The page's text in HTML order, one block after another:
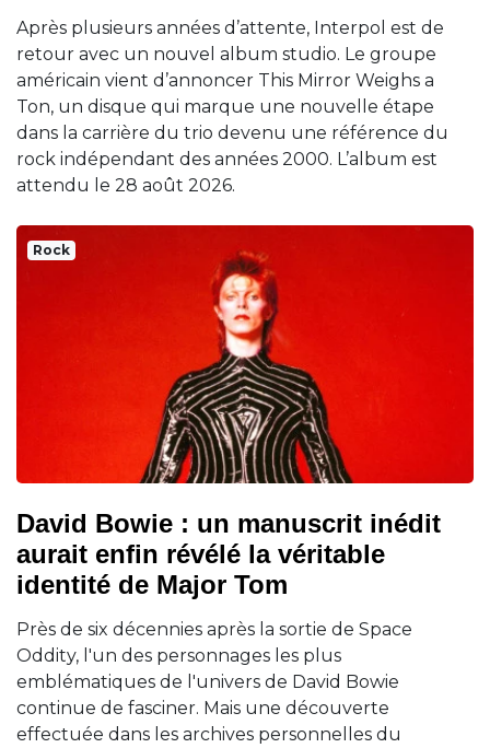
Après plusieurs années d’attente, Interpol est de
retour avec un nouvel album studio. Le groupe
américain vient d’annoncer This Mirror Weighs a
Ton, un disque qui marque une nouvelle étape
dans la carrière du trio devenu une référence du
rock indépendant des années 2000. L’album est
attendu le 28 août 2026.
Rock
David Bowie : un manuscrit inédit
aurait enfin révélé la véritable
identité de Major Tom
Près de six décennies après la sortie de Space
Oddity, l'un des personnages les plus
emblématiques de l'univers de David Bowie
continue de fasciner. Mais une découverte
effectuée dans les archives personnelles du